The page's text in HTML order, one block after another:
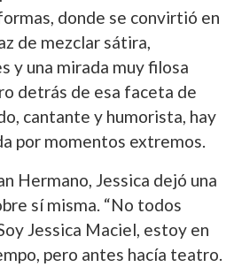
donde se convirtió en
de mezclar sátira,
y una mirada muy filosa
detrás de esa faceta de
cantante y humorista, hay
por momentos extremos.
Hermano, Jessica dejó una
sí misma. “No todos
Jessica Maciel, estoy en
pero antes hacía teatro.